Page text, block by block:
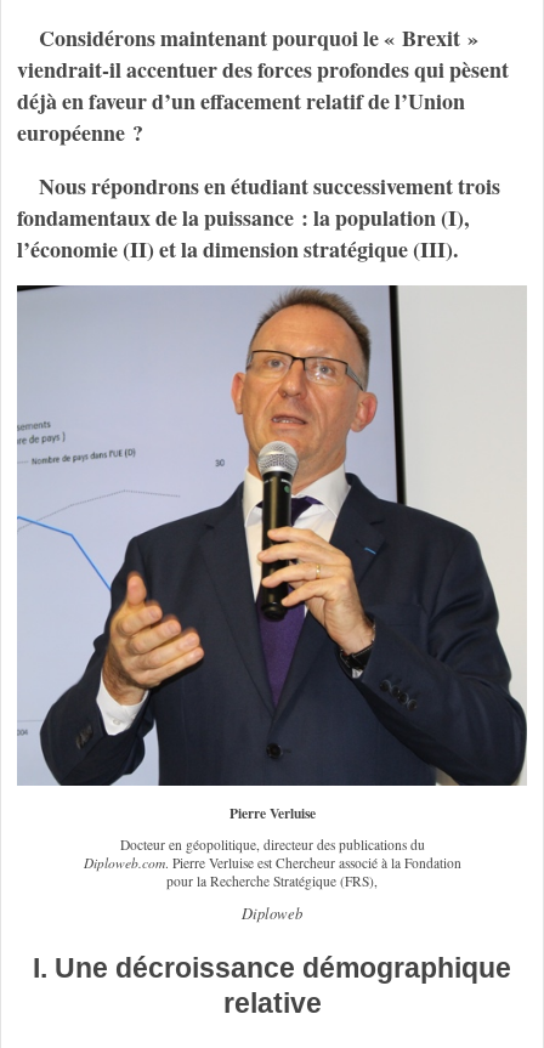
Considérons maintenant pourquoi le « Brexit »
viendrait-il accentuer des forces profondes qui pèsent
déjà en faveur d’un effacement relatif de l’Union
européenne ?
Nous répondrons en étudiant successivement trois
fondamentaux de la puissance : la population (I),
l’économie (II) et la dimension stratégique (III).
Pierre Verluise
Docteur en géopolitique, directeur des publications du
Diploweb.com. Pierre Verluise est Chercheur associé à la Fondation
pour la Recherche Stratégique (FRS),
Diploweb
I. Une décroissance démographique
relative